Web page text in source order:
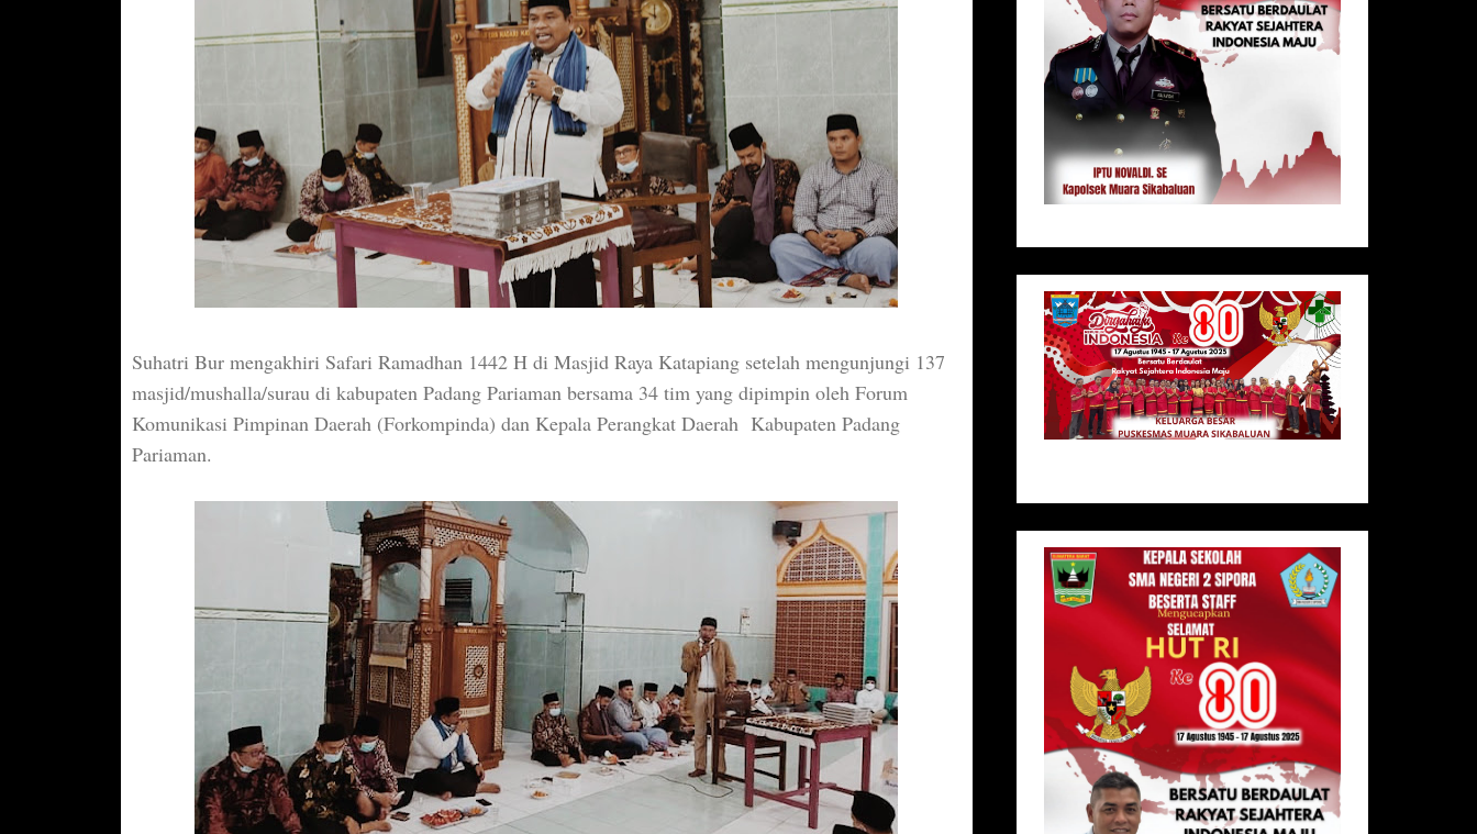
Suhatri Bur mengakhiri Safari Ramadhan 1442 H di Masjid Raya Katapiang setelah mengunjungi 137
masjid/mushalla/surau di kabupaten Padang Pariaman bersama 34 tim yang dipimpin oleh Forum
Komunikasi Pimpinan Daerah (Forkompinda) dan Kepala Perangkat Daerah Kabupaten Padang
Pariaman.